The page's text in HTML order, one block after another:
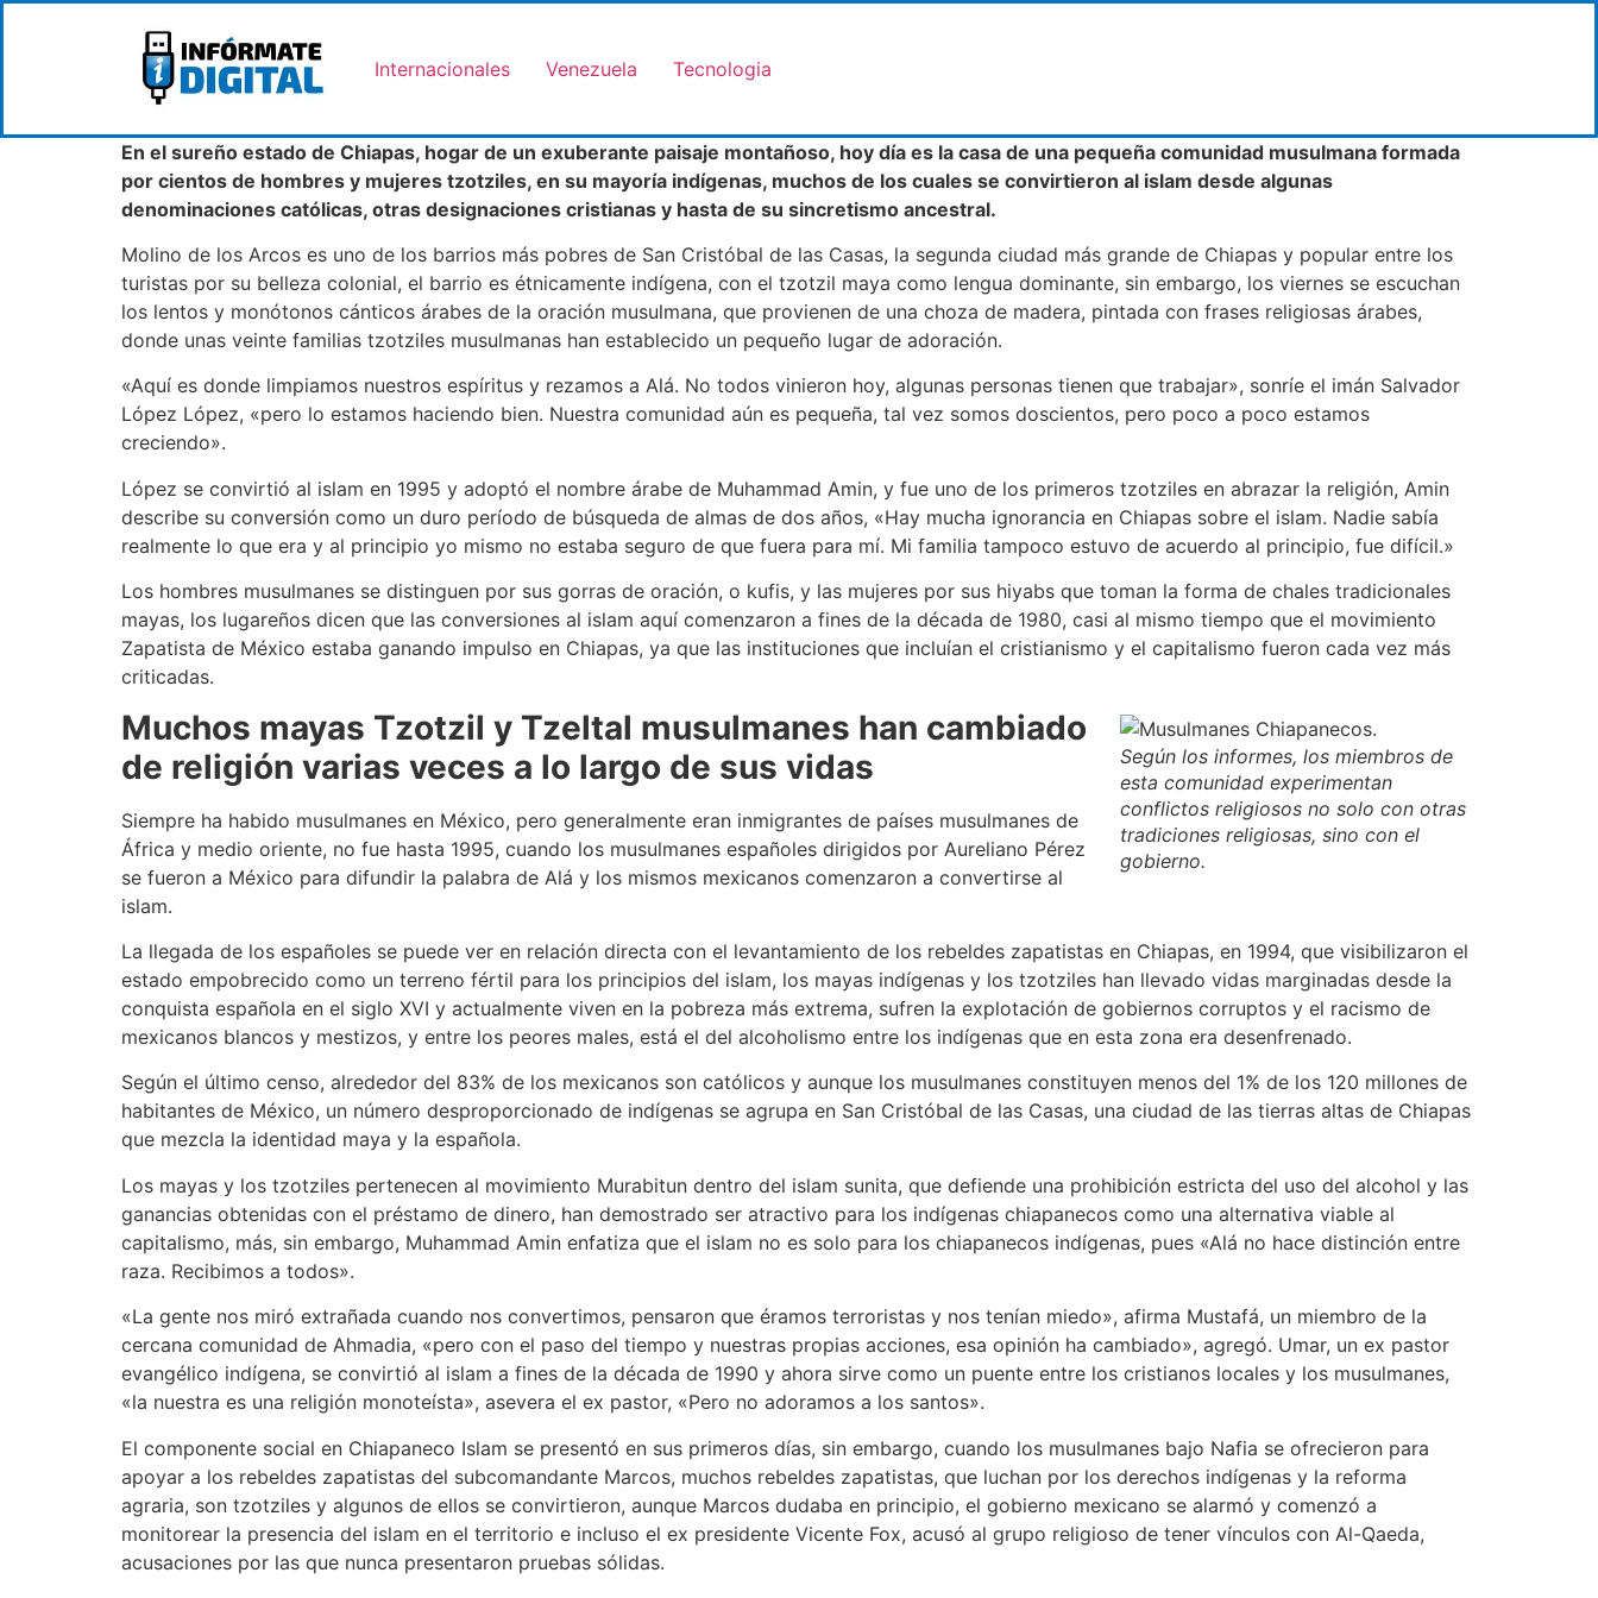
Internacionales Venezuela Tecnologia
En el sureño estado de Chiapas, hogar de un exuberante paisaje montañoso, hoy día es la casa de una pequeña comunidad musulmana formada
por cientos de hombres y mujeres tzotziles, en su mayoría indígenas, muchos de los cuales se convirtieron al islam desde algunas
denominaciones católicas, otras designaciones cristianas y hasta de su sincretismo ancestral.
Molino de los Arcos es uno de los barrios más pobres de San Cristóbal de las Casas, la segunda ciudad más grande de Chiapas y popular entre los
turistas por su belleza colonial, el barrio es étnicamente indígena, con el tzotzil maya como lengua dominante, sin embargo, los viernes se escuchan
los lentos y monótonos cánticos árabes de la oración musulmana, que provienen de una choza de madera, pintada con frases religiosas árabes,
donde unas veinte familias tzotziles musulmanas han establecido un pequeño lugar de adoración.
«Aquí es donde limpiamos nuestros espíritus y rezamos a Alá. No todos vinieron hoy, algunas personas tienen que trabajar», sonríe el imán Salvador
López López, «pero lo estamos haciendo bien. Nuestra comunidad aún es pequeña, tal vez somos doscientos, pero poco a poco estamos
creciendo».
López se convirtió al islam en 1995 y adoptó el nombre árabe de Muhammad Amin, y fue uno de los primeros tzotziles en abrazar la religión, Amin
describe su conversión como un duro período de búsqueda de almas de dos años, «Hay mucha ignorancia en Chiapas sobre el islam. Nadie sabía
realmente lo que era y al principio yo mismo no estaba seguro de que fuera para mí. Mi familia tampoco estuvo de acuerdo al principio, fue difícil.»
Los hombres musulmanes se distinguen por sus gorras de oración, o kufis, y las mujeres por sus hiyabs que toman la forma de chales tradicionales
mayas, los lugareños dicen que las conversiones al islam aquí comenzaron a fines de la década de 1980, casi al mismo tiempo que el movimiento
Zapatista de México estaba ganando impulso en Chiapas, ya que las instituciones que incluían el cristianismo y el capitalismo fueron cada vez más
criticadas.
Según los informes, los miembros de
esta comunidad experimentan
conflictos religiosos no solo con otras
tradiciones religiosas, sino con el
gobierno.
Muchos mayas Tzotzil y Tzeltal musulmanes han cambiado
de religión varias veces a lo largo de sus vidas
Siempre ha habido musulmanes en México, pero generalmente eran inmigrantes de países musulmanes de
África y medio oriente, no fue hasta 1995, cuando los musulmanes españoles dirigidos por Aureliano Pérez
se fueron a México para difundir la palabra de Alá y los mismos mexicanos comenzaron a convertirse al
islam.
La llegada de los españoles se puede ver en relación directa con el levantamiento de los rebeldes zapatistas en Chiapas, en 1994, que visibilizaron el
estado empobrecido como un terreno fértil para los principios del islam, los mayas indígenas y los tzotziles han llevado vidas marginadas desde la
conquista española en el siglo XVI y actualmente viven en la pobreza más extrema, sufren la explotación de gobiernos corruptos y el racismo de
mexicanos blancos y mestizos, y entre los peores males, está el del alcoholismo entre los indígenas que en esta zona era desenfrenado.
Según el último censo, alrededor del 83% de los mexicanos son católicos y aunque los musulmanes constituyen menos del 1% de los 120 millones de
habitantes de México, un número desproporcionado de indígenas se agrupa en San Cristóbal de las Casas, una ciudad de las tierras altas de Chiapas
que mezcla la identidad maya y la española.
Los mayas y los tzotziles pertenecen al movimiento Murabitun dentro del islam sunita, que defiende una prohibición estricta del uso del alcohol y las
ganancias obtenidas con el préstamo de dinero, han demostrado ser atractivo para los indígenas chiapanecos como una alternativa viable al
capitalismo, más, sin embargo, Muhammad Amin enfatiza que el islam no es solo para los chiapanecos indígenas, pues «Alá no hace distinción entre
raza. Recibimos a todos».
«La gente nos miró extrañada cuando nos convertimos, pensaron que éramos terroristas y nos tenían miedo», afirma Mustafá, un miembro de la
cercana comunidad de Ahmadia, «pero con el paso del tiempo y nuestras propias acciones, esa opinión ha cambiado», agregó. Umar, un ex pastor
evangélico indígena, se convirtió al islam a fines de la década de 1990 y ahora sirve como un puente entre los cristianos locales y los musulmanes,
«la nuestra es una religión monoteísta», asevera el ex pastor, «Pero no adoramos a los santos».
El componente social en Chiapaneco Islam se presentó en sus primeros días, sin embargo, cuando los musulmanes bajo Nafia se ofrecieron para
apoyar a los rebeldes zapatistas del subcomandante Marcos, muchos rebeldes zapatistas, que luchan por los derechos indígenas y la reforma
agraria, son tzotziles y algunos de ellos se convirtieron, aunque Marcos dudaba en principio, el gobierno mexicano se alarmó y comenzó a
monitorear la presencia del islam en el territorio e incluso el ex presidente Vicente Fox, acusó al grupo religioso de tener vínculos con Al-Qaeda,
acusaciones por las que nunca presentaron pruebas sólidas.